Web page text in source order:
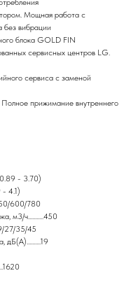
Мощная работа с
без вибрации
блока GOLD FIN
сервисных центров LG.
сервиса с заменой
прижимание внутреннего
(0.89 - 3.70)
- 4.1)
600/780
м3/ч...........450
27/35/45
дБ(А)..........19